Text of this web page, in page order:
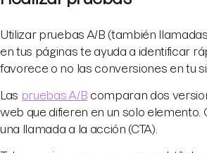
Utilizar pruebas A/B (también
en tus páginas te ayuda a identificar
favorece o no las conversiones en tu
Las pruebas A/B comparan dos
web que difieren en un solo elemento.
una llamada a la acción (CTA).